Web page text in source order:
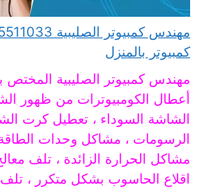
كمبيوتر بالمنزل
مهندس كمبيوتر الصليبية المختص
أعطال الكومبيوترات من ظهور
الشاشة السوداء ، تعطيل كرت
الرسومات ، مشاكل وحدات الطاقة
مشاكل الحرارة الزائدة ، تلف
اقلاع الحاسوب بشكل متكرر ، تلف